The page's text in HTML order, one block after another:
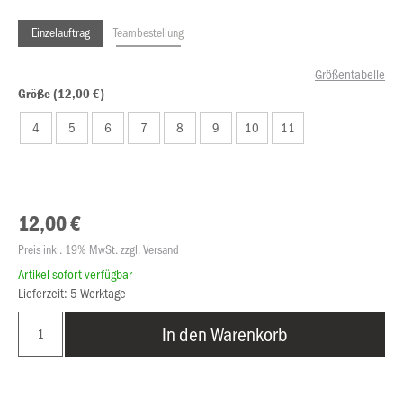
Einzelauftrag Teambestellung
Größentabelle
Größe (12,00 €)
4 5 6 7 8 9 10 11
12,00 €
Preis inkl. 19% MwSt. zzgl. Versand
Artikel sofort verfügbar
Lieferzeit: 5 Werktage
In den Warenkorb